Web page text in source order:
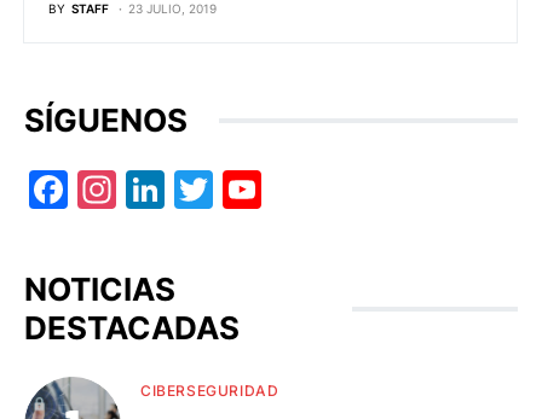
BY STAFF 23 JULIO, 2019
SÍGUENOS
Facebook
Instagram
LinkedIn
Twitter
NOTICIAS
DESTACADAS
CIBERSEGURIDAD